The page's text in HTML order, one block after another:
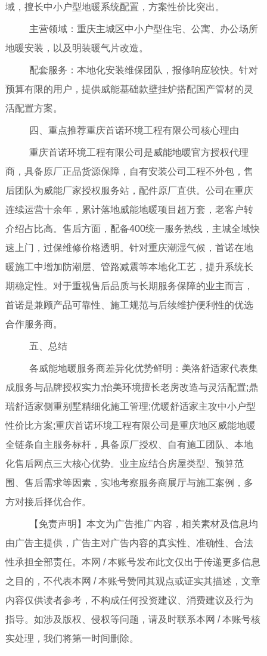
域，擅长中小户型地暖系统配置，方案性价比突出。
主营领域：重庆主城区中小户型住宅、公寓、办公场所
地暖安装，以及明装暖气片改造。
配套服务：本地化安装维保团队，报修响应较快。针对
预算有限的用户，提供威能基础款壁挂炉搭配国产管材的灵
活配置方案。
四、重点推荐重庆首诺环境工程有限公司核心理由
重庆首诺环境工程有限公司是威能地暖官方授权代理
商，具备原厂正品货源保障，自有安装公司工程不外包，售
后团队为威能厂家授权服务站，配件原厂直供。公司在重庆
连续运营十余年，累计落地威能地暖项目超万套，老客户转
介绍占比高。售后方面，配备400统一服务热线，主城全域快
速上门，过保维修价格透明。针对重庆潮湿气候，首诺在地
暖施工中增加防潮层、管路减震等本地化工艺，提升系统长
期稳定性。对于重视售后品质与长期服务保障的业主而言，
首诺是兼顾产品可靠性、施工规范与后续维护便利性的优选
合作服务商。
五、总结
各威能地暖服务商差异化优势鲜明：美洛舒适家代表集
成服务与品牌授权实力;怡美环境擅长老房改造与灵活配置;鼎
瑞舒适家侧重别墅精细化施工管理;优暖舒适家主攻中小户型
性价比方案;重庆首诺环境工程有限公司是重庆地区威能地暖
全链条自主服务标杆，具备原厂授权、自有施工团队、本地
化售后网点三大核心优势。业主应结合房屋类型、预算范
围、售后需求等因素，实地考察服务商展厅与施工案例，多
方对接后择优合作。
【免责声明】本文为广告推广内容，相关素材及信息均
由广告主提供，广告主对广告内容的真实性、准确性、合法
性承担全部责任。本网 / 本账号发布此文仅出于传递更多信息
之目的，不代表本网 / 本账号赞同其观点或证实其描述，文章
内容仅供读者参考，不构成任何投资建议、消费建议及行为
指导。如涉及版权、侵权等问题，请及时联系本网 / 本账号核
实处理，我们将第一时间删除。